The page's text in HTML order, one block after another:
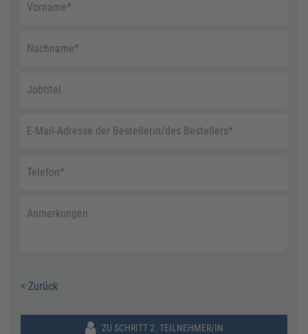
Vorname*
Nachname*
Jobtitel
E-Mail-Adresse der Bestellerin/des Bestellers*
Telefon*
Anmerkungen
< Zurück
ZU SCHRITT 2. TEILNEHMER/IN